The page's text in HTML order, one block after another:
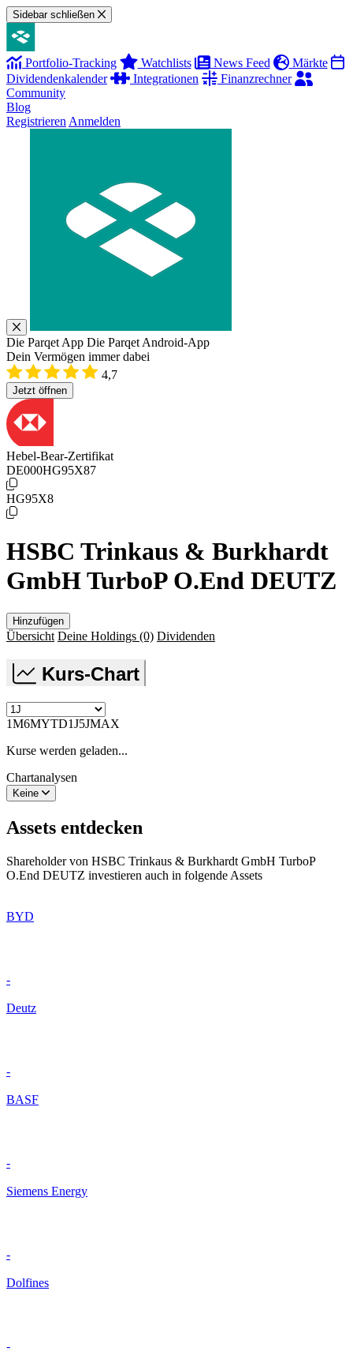
Sidebar schließen
Portfolio-Tracking Watchlists News Feed
Märkte
Dividendenkalender
Integrationen
Finanzrechner
Community
Blog
Registrieren Anmelden
Die Parqet App Die Parqet Android-App
Dein Vermögen immer dabei
4,7
Jetzt öffnen
Hebel-Bear-Zertifikat
DE000HG95X87
HG95X8
HSBC Trinkaus & Burkhardt
GmbH TurboP O.End DEUTZ
Hinzufügen
Übersicht Deine Holdings (0) Dividenden
Kurs-Chart
1M6MYTD1J5JMAX
Kurse werden geladen...
Chartanalysen
Keine
Assets entdecken
Shareholder von HSBC Trinkaus & Burkhardt GmbH TurboP
O.End DEUTZ investieren auch in folgende Assets
BYD
-
Deutz
-
BASF
-
Siemens Energy
-
Dolfines
-